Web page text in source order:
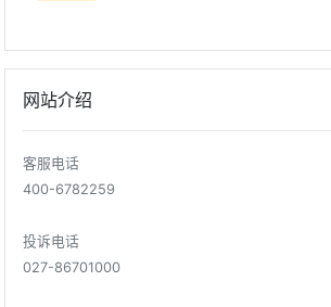
网站介绍
客服电话
400-6782259
投诉电话
027-86701000